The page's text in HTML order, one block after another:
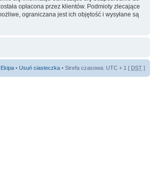
opłacona przez klientów. Podmioty zlecające
ograniczana jest ich objętość i wysyłane są
Ekipa • Usuń ciasteczka • Strefa czasowa: UTC + 1 [ DST ]